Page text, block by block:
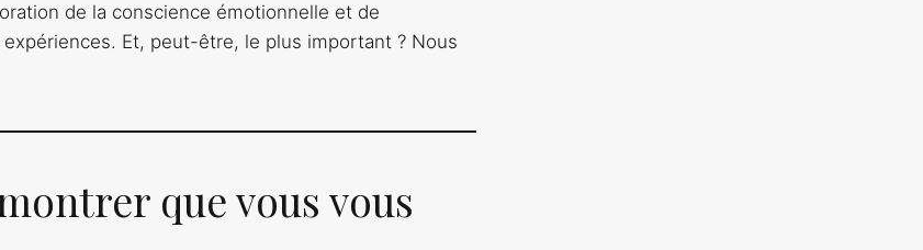
de la conscience émotionnelle et de
Et, peut-être, le plus important ? Nous
que vous vous